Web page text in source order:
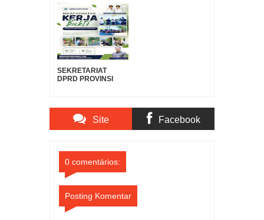
Suntikan Modal Rp30
Miliar ke Bank
SulutGo
SEKRETARIAT
DPRD PROVINSI
WUJUDKAN
LINGKUNGAN
BERSIH DAN
Site Facebook
0 comentários:
Posting Komentar